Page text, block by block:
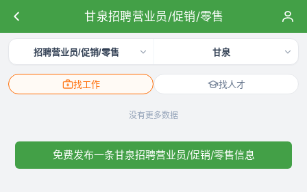
甘泉招聘营业员/促销/零售
招聘营业员/促销/零售 甘泉
找工作 找人才
没有更多数据
免费发布一条甘泉招聘营业员/促销/零售信息